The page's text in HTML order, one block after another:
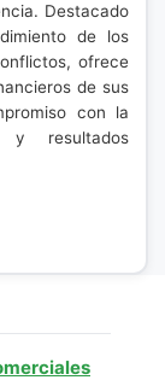
Destacado
de los
ofrece
de sus
con la
y resultados